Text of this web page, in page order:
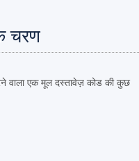
चरण
वाला एक मूल दस्तावेज़ कोड की कुछ